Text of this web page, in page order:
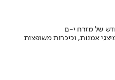
של מזרח י-ם
אמנות, וכיכרות משופצות